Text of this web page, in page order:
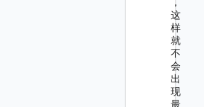
这
样
就
不
会
出
现
最